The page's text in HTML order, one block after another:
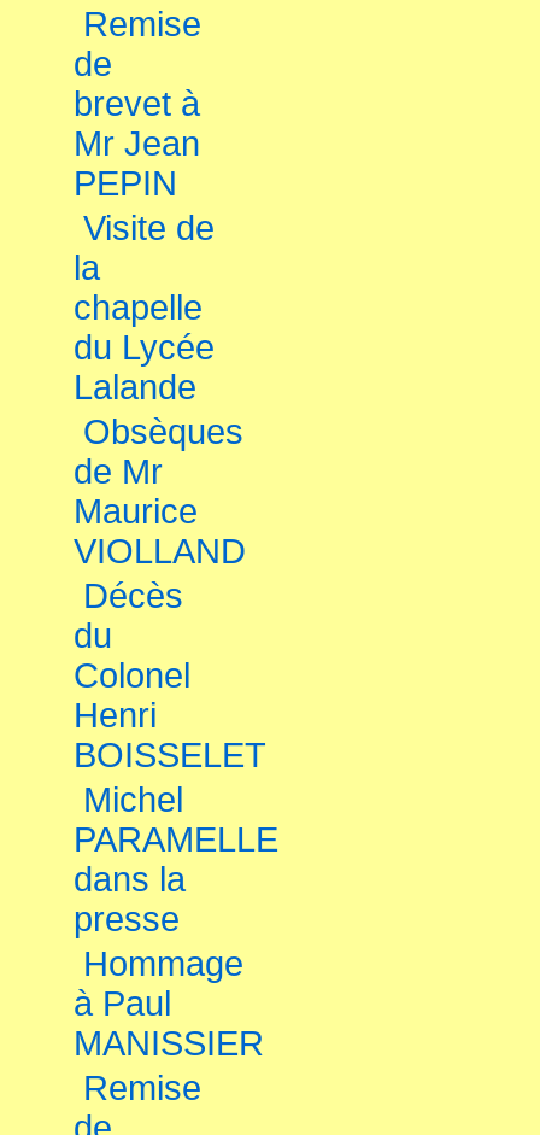
Remise
de
brevet à
Mr Jean
PEPIN
Visite de
la
chapelle
du Lycée
Lalande
Obsèques
de Mr
Maurice
VIOLLAND
Décès
du
Colonel
Henri
BOISSELET
Michel
PARAMELLE
dans la
presse
Hommage
à Paul
MANISSIER
Remise